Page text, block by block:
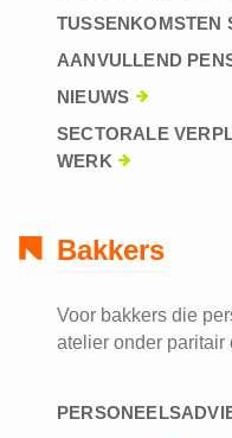
TUSSENKOMSTEN
AANVULLEND
NIEUWS
SECTORALE
WERK
Bakkers
Voor bakkers die
atelier onder paritair